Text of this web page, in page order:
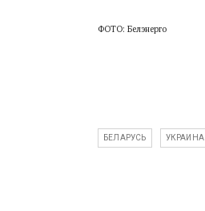
ФОТО: Белэнерго
БЕЛАРУСЬ УКРАИНА